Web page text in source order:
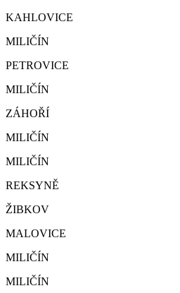
KAHLOVICE
MILIČÍN
PETROVICE
MILIČÍN
ZÁHOŘÍ
MILIČÍN
MILIČÍN
REKSYNĚ
ŽIBKOV
MALOVICE
MILIČÍN
MILIČÍN